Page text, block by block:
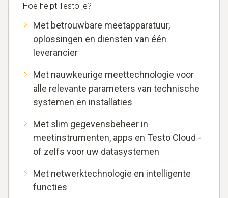
Hoe helpt Testo je?
Met betrouwbare meetapparatuur,
oplossingen en diensten van één
leverancier
Met nauwkeurige meettechnologie voor
alle relevante parameters van technische
systemen en installaties
Met slim gegevensbeheer in
meetinstrumenten, apps en Testo Cloud -
of zelfs voor uw datasystemen
Met netwerktechnologie en intelligente
functies